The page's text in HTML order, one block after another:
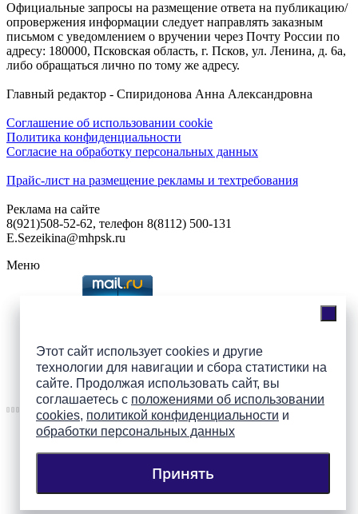
Этот сайт использует cookies и другие
технологии для навигации и сбора статистики на
сайте. Продолжая использовать сайт, вы
соглашаетесь с положениями об использовании
cookies, политикой конфиденциальности и
обработки персональных данных
Принять
Официальные запросы на размещение ответа на публикацию/
опровержения информации следует направлять заказным
письмом с уведомлением о вручении через Почту России по
адресу: 180000, Псковская область, г. Псков, ул. Ленина, д. 6а,
либо обращаться лично по тому же адресу.
Главный редактор - Спиридонова Анна Александровна
Соглашение об использовании cookie
Политика конфиденциальности
Согласие на обработку персональных данных
Прайс-лист на размещение рекламы и техтребования
Реклама на сайте
8(921)508-52-62, телефон 8(8112) 500-131
E.Sezeikina@mhpsk.ru
Меню
Подпишись на группы
ПАИ в соцсетях!